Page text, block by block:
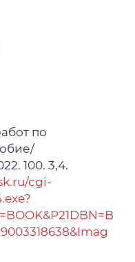
Transport / L.
V. Gusakova [et
Biochemistry
60, No 3. – P.
сосудистых
условиях
по
100. 3,4.
cgi-